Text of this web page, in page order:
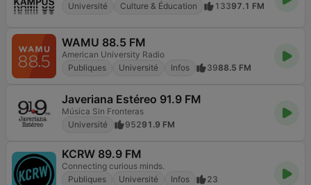
Université Culture & Éducation 13397.1 FM
WAMU 88.5 FM
American University Radio
Publiques
Université Infos 3988.5 FM
Javeriana Estéreo 91.9 FM
Música Sin Fronteras
Université
95291.9 FM
KCRW 89.9 FM
Connecting curious minds.
Publiques
Université Infos
23